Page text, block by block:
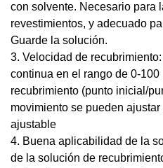
con solvente. Necesario para
revestimientos, y adecuado
Guarde la solución.
3. Velocidad de
continua en el rango de 0-100
recubrimiento (punto inicial/
movimiento se pueden
ajustable
4. Buena aplicabilidad de la
de la solución de